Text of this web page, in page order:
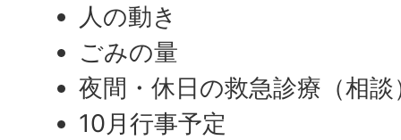
人の動き
ごみの量
夜間・休日の救急診療（相談
10月行事予定